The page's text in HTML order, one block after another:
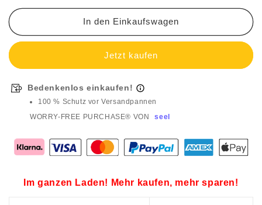
In den Einkaufswagen
Bedenkenlos einkaufen!
100 % Schutz vor Versandpannen
WORRY-FREE PURCHASE® VON
seel
Im ganzen Laden! Mehr kaufen, mehr sparen!